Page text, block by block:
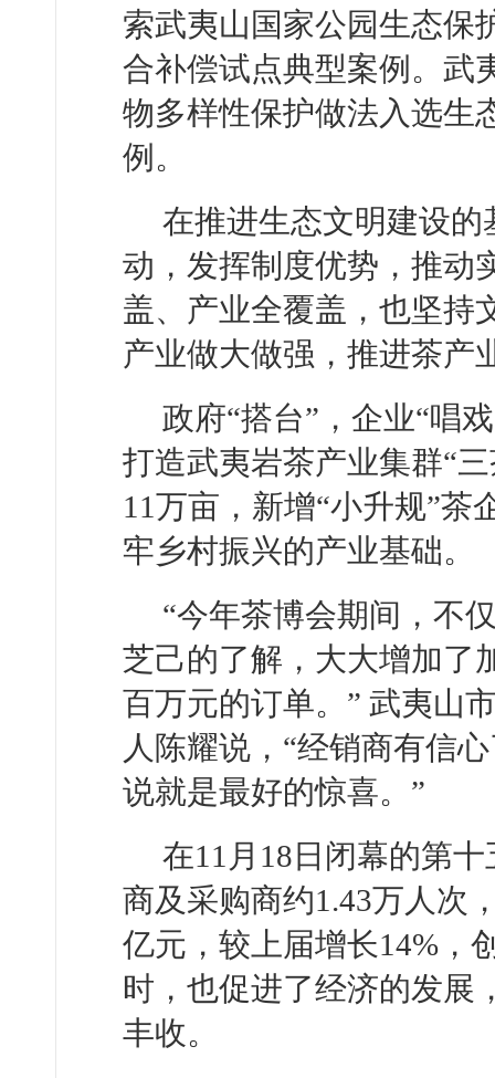
索武夷山国家公园生态保
合补偿试点典型案例。武
物多样性保护做法入选生
例。
在推进生态文明建设
动，发挥制度优势，推动
盖、产业全覆盖，也坚持
产业做大做强，推进茶产
政府“搭台”，企业“唱
打造武夷岩茶产业集群“
11万亩，新增“小升规”茶
牢乡村振兴的产业基础。
“今年茶博会期间，不
芝己的了解，大大增加了
百万元的订单。” 武夷山
人陈耀说，“经销商有信
说就是最好的惊喜。”
在11月18日闭幕的第
商及采购商约1.43万人次
亿元，较上届增长14%，
时，也促进了经济的发展
丰收。